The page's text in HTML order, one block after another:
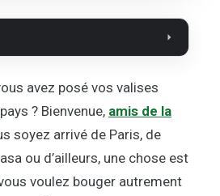
avez posé vos valises
? Bienvenue, amis de la
soyez arrivé de Paris, de
ou d’ailleurs, une chose est
voulez bouger autrement